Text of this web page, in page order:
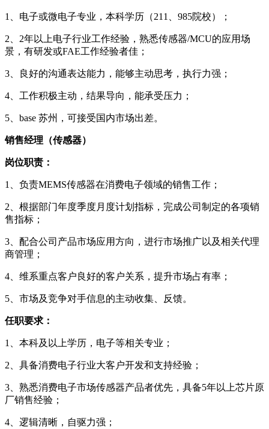
1、电子或微电子专业，本科学历（211、985院校）；
2、2年以上电子行业工作经验，熟悉传感器/MCU的应用场
景，有研发或FAE工作经验者佳；
3、良好的沟通表达能力，能够主动思考，执行力强；
4、工作积极主动，结果导向，能承受压力；
5、base 苏州，可接受国内市场出差。
销售经理（传感器）
岗位职责：
1、负责MEMS传感器在消费电子领域的销售工作；
2、根据部门年度季度月度计划指标，完成公司制定的各项销
售指标；
3、配合公司产品市场应用方向，进行市场推广以及相关代理
商管理；
4、维系重点客户良好的客户关系，提升市场占有率；
5、市场及竞争对手信息的主动收集、反馈。
任职要求：
1、本科及以上学历，电子等相关专业；
2、具备消费电子行业大客户开发和支持经验；
3、熟悉消费电子市场传感器产品者优先，具备5年以上芯片原
厂销售经验；
4、逻辑清晰，自驱力强；